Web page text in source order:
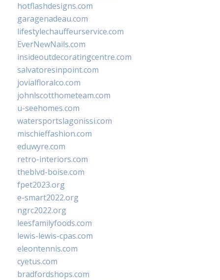
hotflashdesigns.com
garagenadeau.com
lifestylechauffeurservice.com
EverNewNails.com
insideoutdecoratingcentre.com
salvatoresinpoint.com
jovialfloralco.com
johnlscotthometeam.com
u-seehomes.com
watersportslagonissi.com
mischieffashion.com
eduwyre.com
retro-interiors.com
theblvd-boise.com
fpet2023.org
e-smart2022.org
ngrc2022.org
leesfamilyfoods.com
lewis-lewis-cpas.com
eleontennis.com
cyetus.com
bradfordshops.com